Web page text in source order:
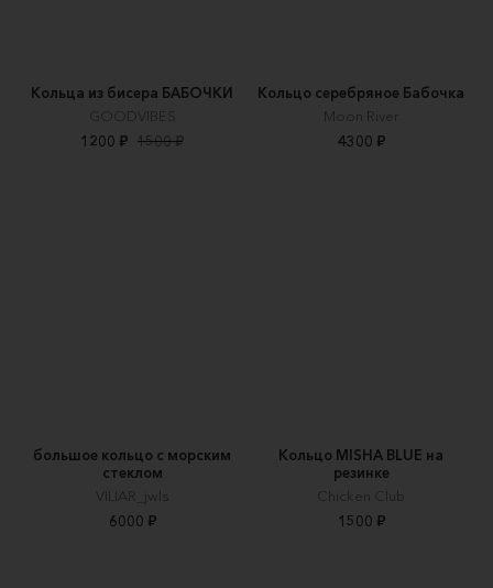
Кольца из бисера БАБОЧКИ
GOODVIBES
1200 ₽ 1500 ₽
Кольцо серебряное Бабочка
Moon River
4300 ₽
большое кольцо с морским
стеклом
VILIAR_jwls
6000 ₽
Кольцо MISHA BLUE на
резинке
Chicken Club
1500 ₽